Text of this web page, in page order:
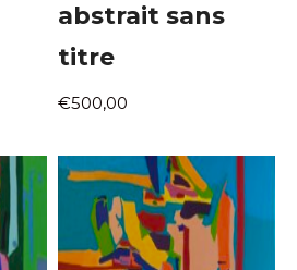
abstrait sans
titre
€500,00